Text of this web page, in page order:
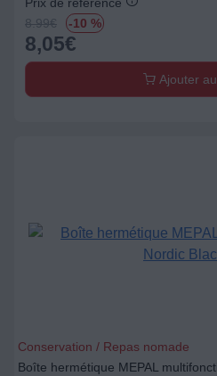
8.99€ -10 %
8,05€
Ajouter
Conservation / Repas nomade
Boîte hermétique MEPAL